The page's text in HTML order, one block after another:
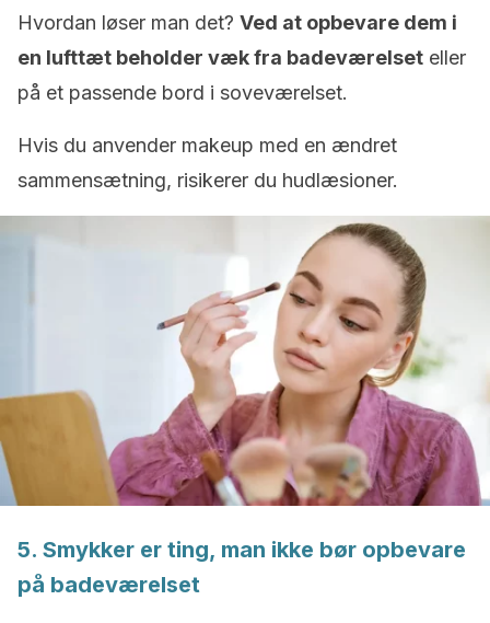
Hvordan løser man det? Ved at opbevare dem i
en lufttæt beholder væk fra badeværelset eller
på et passende bord i soveværelset.
Hvis du anvender makeup med en ændret
sammensætning, risikerer du hudlæsioner.
5. Smykker er ting, man ikke bør opbevare
på badeværelset